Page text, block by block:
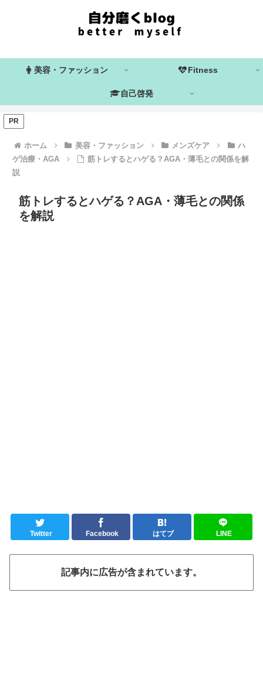
美容・ファッション Fitness
自己啓発
ホーム 美容・ファッション メンズケア
ハ
ゲ治療・AGA
筋トレするとハゲる？AGA・薄毛との関係を解
説
PR
筋トレするとハゲる？AGA・薄毛との関係
を解説
Twitter Facebook はてブ LINE
記事内に広告が含まれています。